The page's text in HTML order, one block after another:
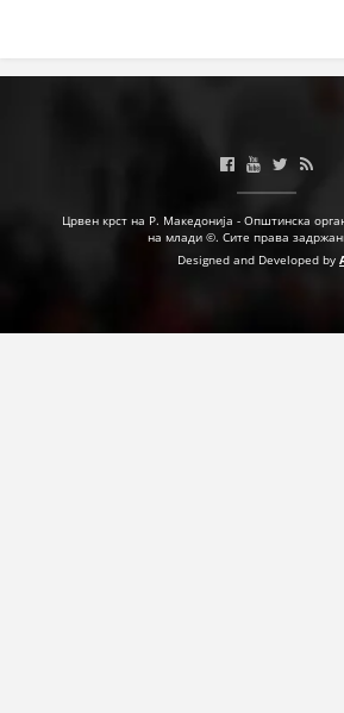
СТРАТЕГИИ
Црвен крст на Р. Македонија - Општинска
на млади ©. Сите права
Designed and Developed by